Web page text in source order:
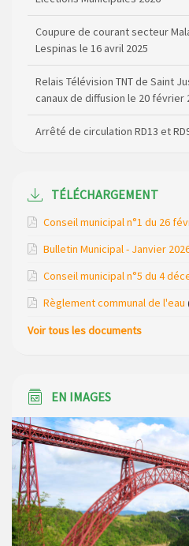
Coupure de courant secteur
Relais Télévision TNT de Saint
Arrêté de circulation RD13 et
Règlement communal de l’eau
Horaire des bus scolaires
Modification des horaires (et
Modification de gestion du
bungalows bois, ses chalets et
Réunion d’installation du
Loubaresse le vendredi 20 mars
TÉLÉCHARGEMENT
Conseil municipal n°1 du 26
Bulletin Municipal - Janvier
Conseil municipal n°5 du 4
Règlement communal de l'eau
Voir tous les documents
EN IMAGES